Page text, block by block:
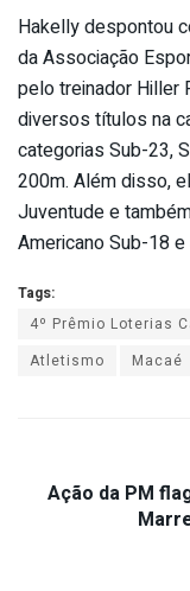
Hakelly despontou
da Associação
pelo treinador Hiller
diversos títulos na
categorias Sub-23,
200m. Além disso,
Juventude e
Americano Sub-18
Tags:
4º Prêmio Loterias
Atletismo
Macaé
Ação da PM